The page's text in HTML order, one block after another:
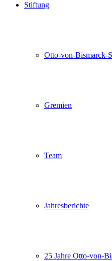
Stiftung
Otto-von-Bismarck-
Gremien
Team
Jahresberichte
25 Jahre Otto-von-